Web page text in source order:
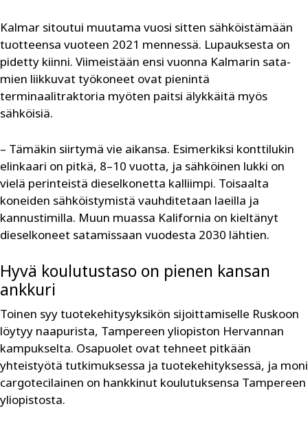
Kalmar sitoutui muutama vuosi sitten sähköistämään
tuotteensa vuoteen 2021 mennessä. Lupauksesta on
pidetty kiinni. Viimeistään ensi vuonna Kalmarin sata­
mien liikkuvat työkoneet ovat pienintä
terminaalitraktoria myöten paitsi älykkäitä myös
sähköisiä.
– Tämäkin siirtymä vie aikansa. Esimerkiksi konttilukin
elinkaari on pitkä, 8–10 vuotta, ja sähköinen lukki on
vielä perinteistä dieselkonetta kalliimpi. Toisaalta
koneiden sähköistymistä vauhditetaan laeilla ja
kannustimilla. Muun muassa Kalifornia on kieltänyt
dieselkoneet satamissaan vuodesta 2030 lähtien.
Hyvä koulutustaso on pienen kansan
ankkuri
Toinen syy tuotekehitysyksikön sijoittamiselle Ruskoon
löytyy naapurista, Tampereen yliopiston Hervannan
kampukselta. Osapuolet ovat tehneet pitkään
yhteistyötä tutkimuksessa ja tuotekehityksessä, ja moni
cargotecilainen on hankkinut koulutuksensa Tampereen
yliopistosta.